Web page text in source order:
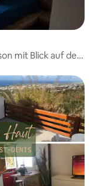
mit Blick auf den